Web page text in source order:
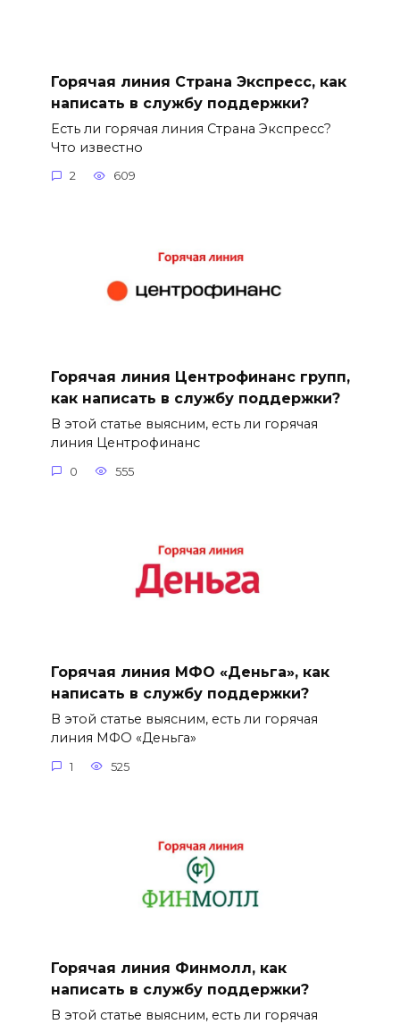
Горячая линия Страна Экспресс, как
написать в службу поддержки?
Есть ли горячая линия Страна Экспресс?
Что известно
2 609
Горячая линия Центрофинанс групп,
как написать в службу поддержки?
В этой статье выясним, есть ли горячая
линия Центрофинанс
0 555
Горячая линия МФО «Деньга», как
написать в службу поддержки?
В этой статье выясним, есть ли горячая
линия МФО «Деньга»
1 525
Горячая линия Финмолл, как
написать в службу поддержки?
В этой статье выясним, есть ли горячая